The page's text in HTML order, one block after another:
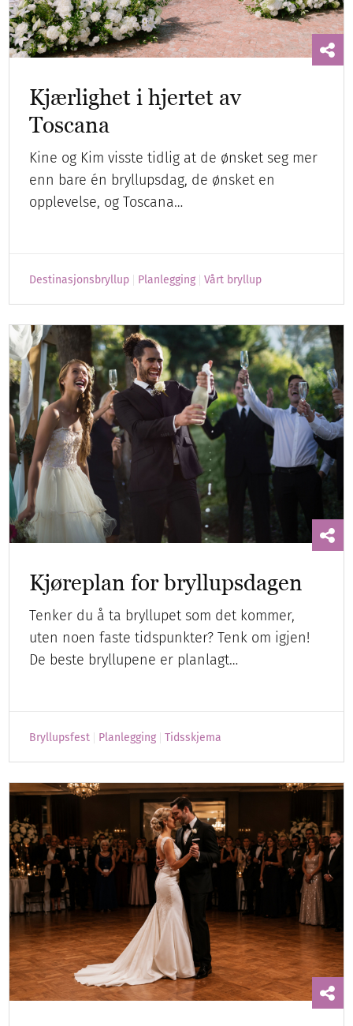
Kjærlighet i hjertet av
Toscana
Kine og Kim visste tidlig at de ønsket seg mer
enn bare én bryllupsdag, de ønsket en
opplevelse, og Toscana…
Destinasjonsbryllup Planlegging Vårt bryllup
Kjøreplan for bryllupsdagen
Tenker du å ta bryllupet som det kommer,
uten noen faste tidspunkter? Tenk om igjen!
De beste bryllupene er planlagt…
Bryllupsfest Planlegging Tidsskjema